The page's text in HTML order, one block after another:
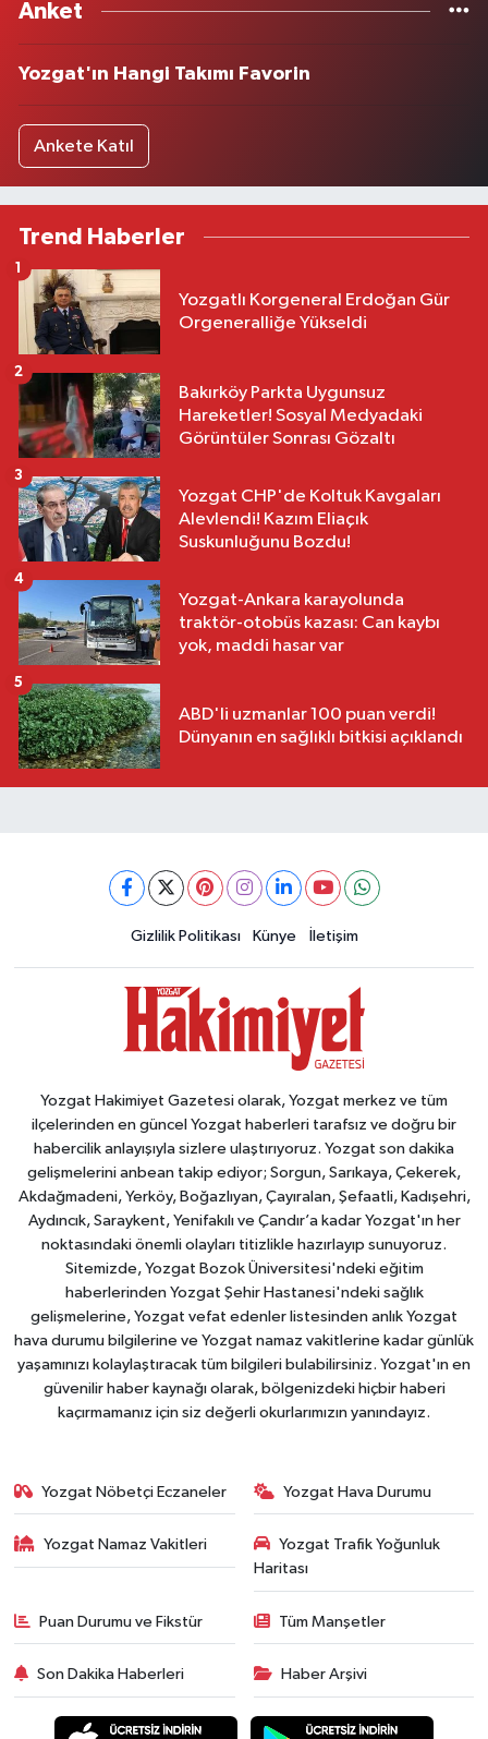
Anket
Yozgat'ın Hangi Takımı Favorin
Ankete Katıl
Trend Haberler
Yozgatlı Korgeneral Erdoğan Gür
Orgeneralliğe Yükseldi
1
Bakırköy Parkta Uygunsuz
Hareketler! Sosyal Medyadaki
Görüntüler Sonrası Gözaltı
2
Yozgat CHP'de Koltuk Kavgaları
Alevlendi! Kazım Eliaçık
Suskunluğunu Bozdu!
3
Yozgat-Ankara karayolunda
traktör-otobüs kazası: Can kaybı
yok, maddi hasar var
4
ABD'li uzmanlar 100 puan verdi!
Dünyanın en sağlıklı bitkisi açıklandı
5
Gizlilik Politikası Künye İletişim
Yozgat Hakimiyet Gazetesi olarak, Yozgat merkez ve tüm
ilçelerinden en güncel Yozgat haberleri tarafsız ve doğru bir
habercilik anlayışıyla sizlere ulaştırıyoruz. Yozgat son dakika
gelişmelerini anbean takip ediyor; Sorgun, Sarıkaya, Çekerek,
Akdağmadeni, Yerköy, Boğazlıyan, Çayıralan, Şefaatli, Kadışehri,
Aydıncık, Saraykent, Yenifakılı ve Çandır’a kadar Yozgat'ın her
noktasındaki önemli olayları titizlikle hazırlayıp sunuyoruz.
Sitemizde, Yozgat Bozok Üniversitesi'ndeki eğitim
haberlerinden Yozgat Şehir Hastanesi'ndeki sağlık
gelişmelerine, Yozgat vefat edenler listesinden anlık Yozgat
hava durumu bilgilerine ve Yozgat namaz vakitlerine kadar günlük
yaşamınızı kolaylaştıracak tüm bilgileri bulabilirsiniz. Yozgat'ın en
güvenilir haber kaynağı olarak, bölgenizdeki hiçbir haberi
kaçırmamanız için siz değerli okurlarımızın yanındayız.
Yozgat Nöbetçi Eczaneler Yozgat Hava Durumu
Yozgat Namaz Vakitleri
Yozgat Trafik Yoğunluk
Haritası
Puan Durumu ve Fikstür Tüm Manşetler
Son Dakika Haberleri Haber Arşivi